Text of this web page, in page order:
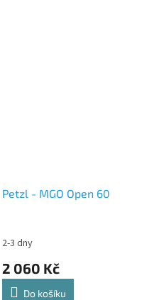
Petzl - MGO Open 60
2-3 dny
2 060 Kč
Do košíku